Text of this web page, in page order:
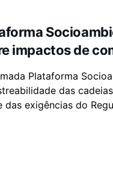
impactos de
Plataforma
das
das exigências do